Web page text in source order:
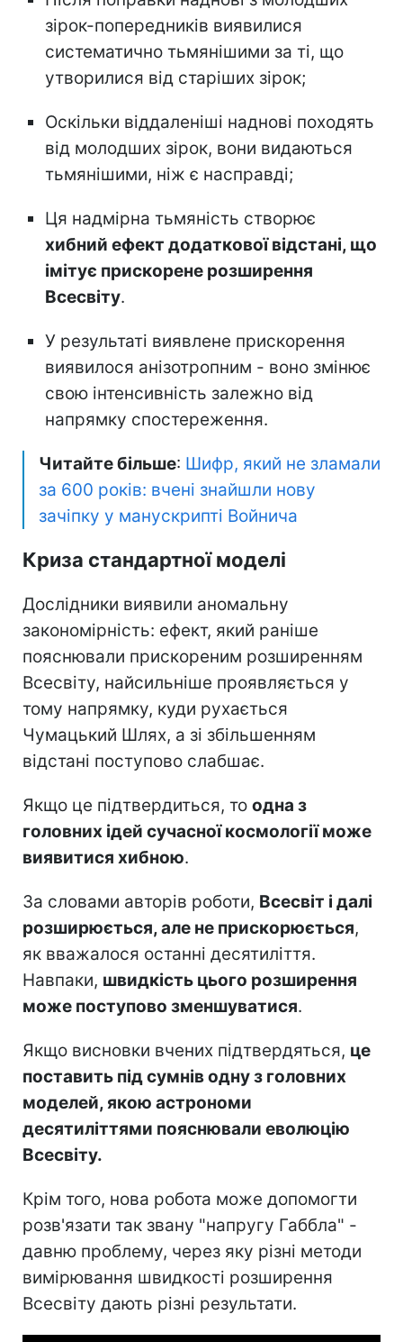
зірок-попередників виявилися
систематично тьмянішими за ті, що
утворилися від старіших зірок;
Оскільки віддаленіші наднові походять
від молодших зірок, вони видаються
тьмянішими, ніж є насправді;
Ця надмірна тьмяність створює
хибний ефект додаткової відстані, що
імітує прискорене розширення
Всесвіту.
У результаті виявлене прискорення
виявилося анізотропним - воно змінює
свою інтенсивність залежно від
напрямку спостереження.
Читайте більше: Шифр, який не зламали
за 600 років: вчені знайшли нову
зачіпку у манускрипті Войнича
Криза стандартної моделі
Дослідники виявили аномальну
закономірність: ефект, який раніше
пояснювали прискореним розширенням
Всесвіту, найсильніше проявляється у
тому напрямку, куди рухається
Чумацький Шлях, а зі збільшенням
відстані поступово слабшає.
Якщо це підтвердиться, то одна з
головних ідей сучасної космології може
виявитися хибною.
За словами авторів роботи, Всесвіт і далі
розширюється, але не прискорюється,
як вважалося останні десятиліття.
Навпаки, швидкість цього розширення
може поступово зменшуватися.
Якщо висновки вчених підтвердяться, це
поставить під сумнів одну з головних
моделей, якою астрономи
десятиліттями пояснювали еволюцію
Всесвіту.
Крім того, нова робота може допомогти
розв'язати так звану "напругу Габбла" -
давню проблему, через яку різні методи
вимірювання швидкості розширення
Всесвіту дають різні результати.